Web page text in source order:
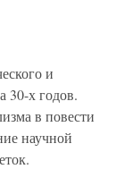
и
30-х годов.
в повести
научной